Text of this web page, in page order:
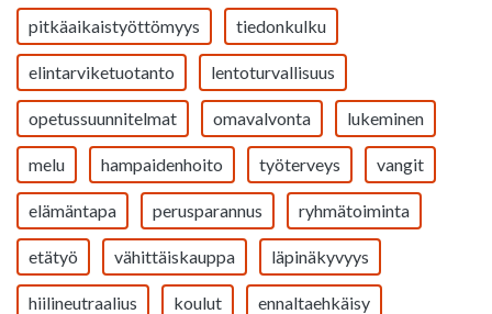
pitkäaikaistyöttömyys tiedonkulku
elintarviketuotanto lentoturvallisuus
opetussuunnitelmat omavalvonta lukeminen
melu hampaidenhoito työterveys vangit
elämäntapa perusparannus ryhmätoiminta
etätyö vähittäiskauppa läpinäkyvyys
hiilineutraalius koulut ennaltaehkäisy